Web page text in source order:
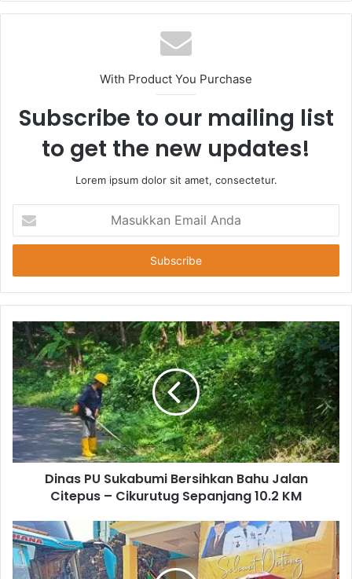
With Product You Purchase
Subscribe to our mailing list
to get the new updates!
Lorem ipsum dolor sit amet, consectetur.
Email
Anda
Dinas PU Sukabumi Bersihkan Bahu Jalan
Citepus – Cikurutug Sepanjang 10.2 KM